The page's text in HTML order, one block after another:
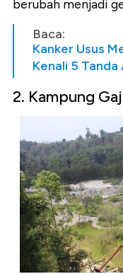
berubah menjadi
Baca:
Kanker Usus
Kenali 5 Tanda
2. Kampung